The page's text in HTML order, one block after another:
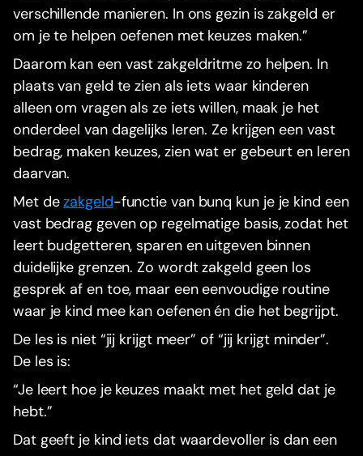
verschillende manieren. In ons gezin is zakgeld er
om je te helpen oefenen met keuzes maken.”
Daarom kan een vast zakgeldritme zo helpen. In
plaats van geld te zien als iets waar kinderen
alleen om vragen als ze iets willen, maak je het
onderdeel van dagelijks leren. Ze krijgen een vast
bedrag, maken keuzes, zien wat er gebeurt en leren
daarvan.
Met dezakgeld-functie van bunq kun je je kind een
vast bedrag geven op regelmatige basis, zodat het
leert budgetteren, sparen en uitgeven binnen
duidelijke grenzen. Zo wordt zakgeld geen los
gesprek af en toe, maar een eenvoudige routine
waar je kind mee kan oefenen én die het begrijpt.
De les is niet “jij krijgt meer” of “jij krijgt minder”.
De les is:
“Je leert hoe je keuzes maakt met het geld dat je
hebt.”
Dat geeft je kind iets dat waardevoller is dan een